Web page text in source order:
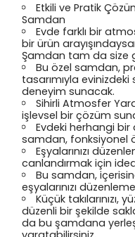
Etkili ve Pratik
Samdan
Evde farklı bir
bir ürün
Şamdan tam da size
Bu özel samdan,
tasarımıyla
deneyim sunacak.
Sihirli Atmosfer
işlevsel bir çözüm
Evdeki herhangi
samdan, fonksiyonel
Eşyalarınızı
canlandırmak için
Bu samdan,
eşyalarınızı
Küçük takılarınızı,
düzenli bir şekilde
da bu şamdana